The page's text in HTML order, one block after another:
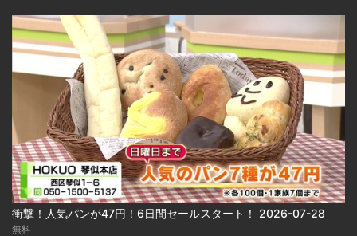
衝撃！人気パンが47円！6日間セールスタート！ 2026-07-28
無料